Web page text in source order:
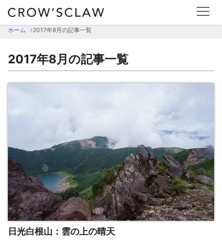
ホーム 2017年8月の記事一覧
2017年8月の記事一覧
日光白根山：雲の上の晴天
2017年8月の記事一覧 | CROW'SCLAW